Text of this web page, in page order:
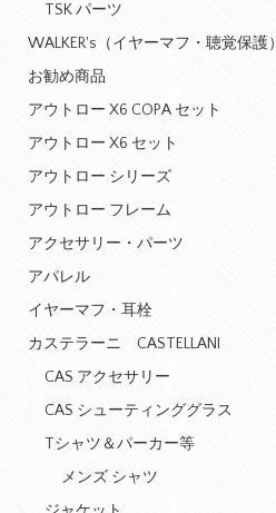
TSK パーツ
WALKER's（イヤーマフ・聴覚保護）
お勧め商品
アウトロー X6 COPA セット
アウトロー X6 セット
アウトロー シリーズ
アウトロー フレーム
アクセサリー・パーツ
アパレル
イヤーマフ・耳栓
カステラーニ CASTELLANI
CAS アクセサリー
CAS シューティンググラス
Tシャツ＆パーカー等
メンズ シャツ